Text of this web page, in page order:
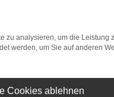
zu analysieren, um die Leistung
werden, um Sie auf anderen
Cookies ablehnen